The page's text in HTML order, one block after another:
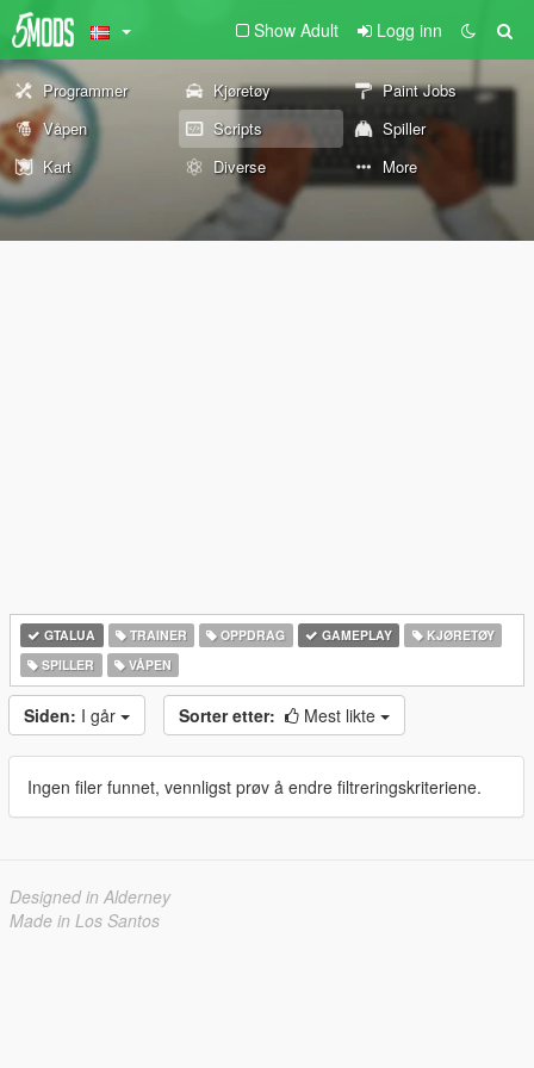
Show Adult Logg inn
Programmer Kjøretøy
Paint Jobs
Våpen
Scripts
Spiller
Kart
Diverse More
GTALUA TRAINER OPPDRAG GAMEPLAY
KJØRETØY
SPILLER
VÅPEN
Siden: I går Sorter etter: Mest likte
Ingen filer funnet, vennligst prøv å endre filtreringskriteriene.
Designed in Alderney
Made in Los Santos